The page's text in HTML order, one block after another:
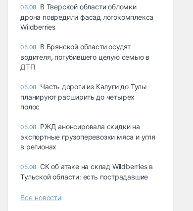
06.08 В Тверской области обломки
дрона повредили фасад логокомплекса
Wildberries
05.08 В Брянской области осудят
водителя, погубившего целую семью в
ДТП
05.08 Часть дороги из Калуги до Тулы
планируют расширить до четырех
полос
05.08 РЖД анонсировала скидки на
экспортные грузоперевозки мяса и угля
в регионах
05.08 СК об атаке на склад Wildberries в
Тульской области: есть пострадавшие
Все новости